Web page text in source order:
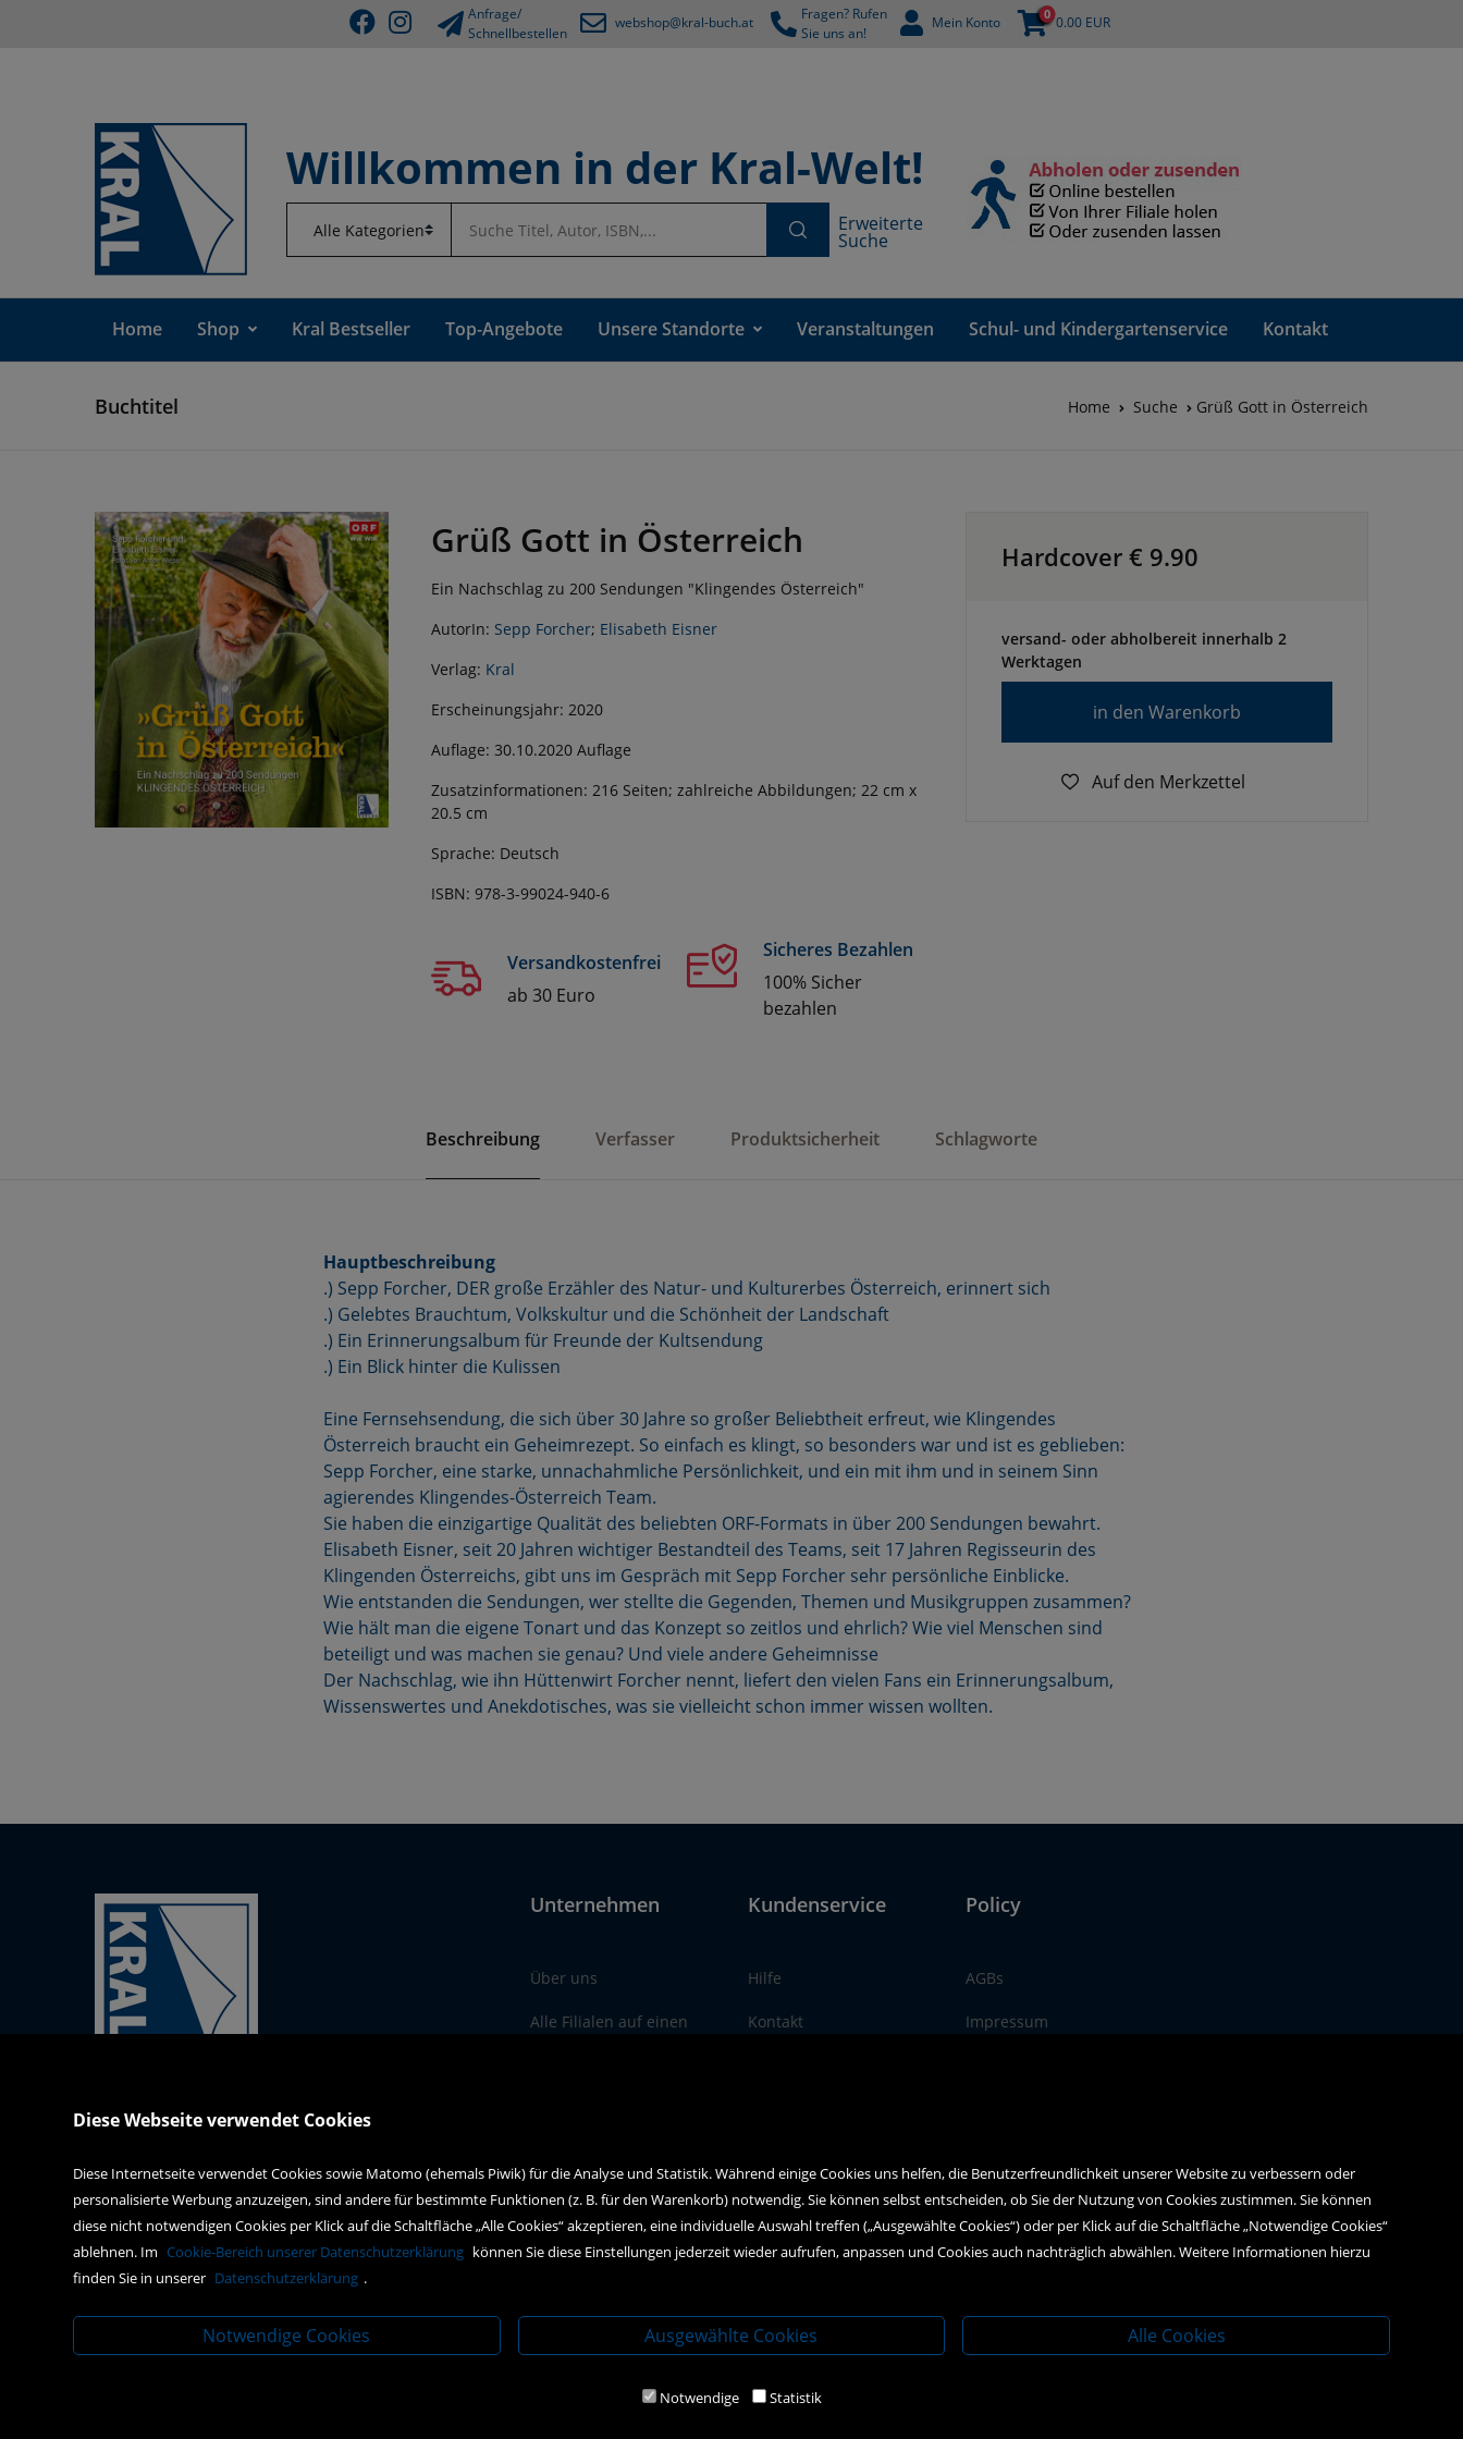
Anfrage/
Schnellbestellen
webshop@kral-buch.at
Fragen? Rufen
Sie uns an!
Mein Konto 0 0.00EUR
Willkommen in der Kral-Welt!
Erweiterte
Suche
Home Shop Kral Bestseller Top-Angebote Unsere Standorte Veranstaltungen Schul- und Kindergartenservice Kontakt
Buchtitel Home Suche Grüß Gott in Österreich
Grüß Gott in Österreich
Ein Nachschlag zu 200 Sendungen "Klingendes Österreich"
AutorIn: Sepp Forcher; Elisabeth Eisner
Verlag: Kral
Erscheinungsjahr: 2020
Auflage: 30.10.2020 Auflage
Zusatzinformationen: 216 Seiten; zahlreiche Abbildungen; 22 cm x
20.5 cm
Sprache: Deutsch
ISBN: 978-3-99024-940-6
Versandkostenfrei
ab 30 Euro
Sicheres Bezahlen
100% Sicher
bezahlen
Hardcover € 9.90
versand- oder abholbereit innerhalb 2
Werktagen
in den Warenkorb
Auf den Merkzettel
Beschreibung Verfasser Produktsicherheit Schlagworte
Hauptbeschreibung
.) Sepp Forcher, DER große Erzähler des Natur- und Kulturerbes Österreich, erinnert sich
.) Gelebtes Brauchtum, Volkskultur und die Schönheit der Landschaft
.) Ein Erinnerungsalbum für Freunde der Kultsendung
.) Ein Blick hinter die Kulissen
Eine Fernsehsendung, die sich über 30 Jahre so großer Beliebtheit erfreut, wie Klingendes
Österreich braucht ein Geheimrezept. So einfach es klingt, so besonders war und ist es geblieben:
Sepp Forcher, eine starke, unnachahmliche Persönlichkeit, und ein mit ihm und in seinem Sinn
agierendes Klingendes-Österreich Team.
Sie haben die einzigartige Qualität des beliebten ORF-Formats in über 200 Sendungen bewahrt.
Elisabeth Eisner, seit 20 Jahren wichtiger Bestandteil des Teams, seit 17 Jahren Regisseurin des
Klingenden Österreichs, gibt uns im Gespräch mit Sepp Forcher sehr persönliche Einblicke.
Wie entstanden die Sendungen, wer stellte die Gegenden, Themen und Musikgruppen zusammen?
Wie hält man die eigene Tonart und das Konzept so zeitlos und ehrlich? Wie viel Menschen sind
beteiligt und was machen sie genau? Und viele andere Geheimnisse
Der Nachschlag, wie ihn Hüttenwirt Forcher nennt, liefert den vielen Fans ein Erinnerungsalbum,
Wissenswertes und Anekdotisches, was sie vielleicht schon immer wissen wollten.
Gabrielerstrasse 171
webshop@kral-buch.at
+43 2236 47834
Unternehmen
Über uns
Alle Filialen auf einen
Kundenservice
Hilfe
Kontakt
Policy
AGBs
Impressum
Diese Webseite verwendet Cookies
Diese Internetseite verwendet Cookies sowie Matomo (ehemals Piwik) für die Analyse und Statistik. Während einige Cookies uns helfen, die Benutzerfreundlichkeit unserer Website zu verbessern oder
personalisierte Werbung anzuzeigen, sind andere für bestimmte Funktionen (z. B. für den Warenkorb) notwendig. Sie können selbst entscheiden, ob Sie der Nutzung von Cookies zustimmen. Sie können
diese nicht notwendigen Cookies per Klick auf die Schaltfläche „Alle Cookies“ akzeptieren, eine individuelle Auswahl treffen („Ausgewählte Cookies“) oder per Klick auf die Schaltfläche „Notwendige Cookies“
ablehnen. Im Cookie-Bereich unserer Datenschutzerklärung können Sie diese Einstellungen jederzeit wieder aufrufen, anpassen und Cookies auch nachträglich abwählen. Weitere Informationen hierzu
finden Sie in unserer Datenschutzerklärung .
Notwendige Cookies Ausgewählte Cookies Alle Cookies
Notwendige Statistik